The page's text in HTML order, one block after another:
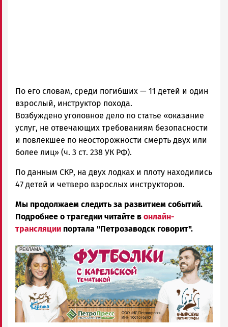
По его словам, среди погибших — 11 детей и один
взрослый, инструктор похода.
Возбуждено уголовное дело по статье «оказание
услуг, не отвечающих требованиям безопасности
и повлекшее по неосторожности смерть двух или
более лиц» (ч. 3 ст. 238 УК РФ).
По данным СКР, на двух лодках и плоту находились
47 детей и четверо взрослых инструкторов.
Мы продолжаем следить за развитием событий.
Подробнее о трагедии читайте в онлайн-
трансляции портала "Петрозаводск говорит".
erid: Pb3XmBtzt7qh4nNaikXnuHE1bzSb6Vb4eeL28Ue
РЕКЛАМА
Реклама